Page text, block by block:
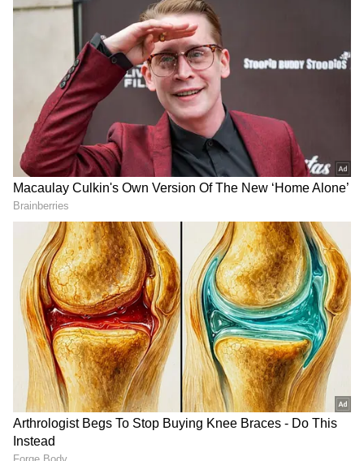
DOWNLOAD APP
ಕರ್ನಾಟಕ, ಭಾರತ (India News) ಮತ್ತು ಜಗತ್ತಿನ
ಕ್ಷಣಕ್ಷಣದ ಕನ್ನಡ ಸುದ್ದಿ (Kannada News)
ಅಪ್ಡೇಟ್‌ಗಳಿಗಾಗಿ ಏಷ್ಯಾನೆಟ್ ಸುವರ್ಣ ನ್ಯೂಸ್‌ ಫಾಲೋ
ಮಾಡಿ. ಬ್ರೇಕಿಂಗ್ ಸುದ್ದಿ (Latest Kannada News),
ವಿಶೇಷ ವರದಿಗಳು ಮತ್ತು ನೇರ ಪ್ರಸಾರಗಳೊಂದಿಗೆ
kannada news live) ಸಂಪೂರ್ಣ ಮಾಹಿತಿ ಒಂದೇ
ಕ್ಲಿಕ್‌ನಲ್ಲಿ ಲಭ್ಯ. ಏಷ್ಯಾನೆಟ್ ಸುವರ್ಣ ನ್ಯೂಸ್ ಅಧಿಕೃತ
ಆ್ಯಪ್ ಡೌನ್‌ಲೋಡ್ ಮಾಡಿ ಹಾಗು ಎಲ್ಲಾ ಅಪ್‌ಡೇಟ್
ಗಳನ್ನು ಪಡೆಯಿರಿ.